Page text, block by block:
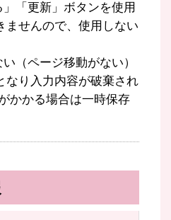
「更新」ボタンを使用
ませんので、使用しない
（ページ移動がない）
なり入力内容が破棄され
かかる場合は一時保存